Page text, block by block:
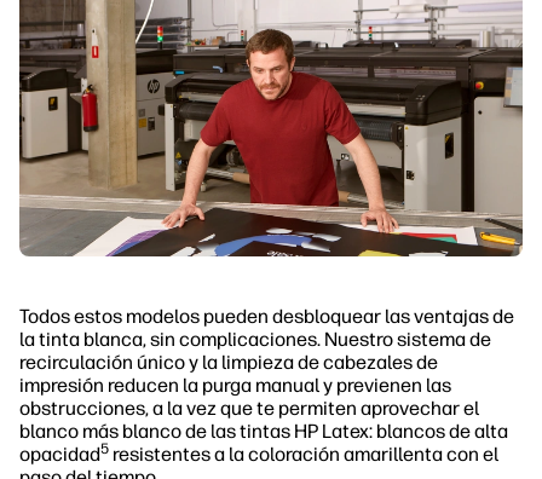
Todos estos modelos pueden desbloquear las ventajas de
la tinta blanca, sin complicaciones. Nuestro sistema de
recirculación único y la limpieza de cabezales de
impresión reducen la purga manual y previenen las
obstrucciones, a la vez que te permiten aprovechar el
blanco más blanco de las tintas HP Latex: blancos de alta
opacidad5 resistentes a la coloración amarillenta con el